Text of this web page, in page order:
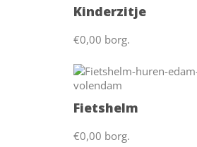
Kinderzitje
€0,00 borg.
Fietshelm
€0,00 borg.